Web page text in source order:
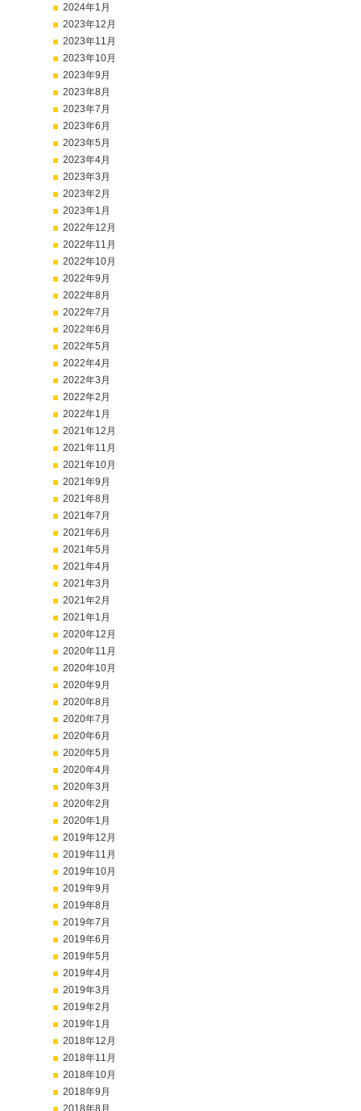
2024年1月
2023年12月
2023年11月
2023年10月
2023年9月
2023年8月
2023年7月
2023年6月
2023年5月
2023年4月
2023年3月
2023年2月
2023年1月
2022年12月
2022年11月
2022年10月
2022年9月
2022年8月
2022年7月
2022年6月
2022年5月
2022年4月
2022年3月
2022年2月
2022年1月
2021年12月
2021年11月
2021年10月
2021年9月
2021年8月
2021年7月
2021年6月
2021年5月
2021年4月
2021年3月
2021年2月
2021年1月
2020年12月
2020年11月
2020年10月
2020年9月
2020年8月
2020年7月
2020年6月
2020年5月
2020年4月
2020年3月
2020年2月
2020年1月
2019年12月
2019年11月
2019年10月
2019年9月
2019年8月
2019年7月
2019年6月
2019年5月
2019年4月
2019年3月
2019年2月
2019年1月
2018年12月
2018年11月
2018年10月
2018年9月